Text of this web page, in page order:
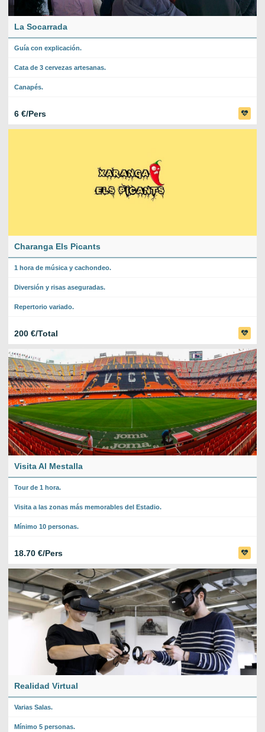
La Socarrada
Guía con explicación.
Cata de 3 cervezas artesanas.
Canapés.
6 €/Pers
Charanga Els Picants
1 hora de música y cachondeo.
Diversión y risas aseguradas.
Repertorio variado.
200 €/Total
Visita Al Mestalla
Tour de 1 hora.
Visita a las zonas más memorables del Estadio.
Mínimo 10 personas.
18.70 €/Pers
Realidad Virtual
Varias Salas.
Mínimo 5 personas.